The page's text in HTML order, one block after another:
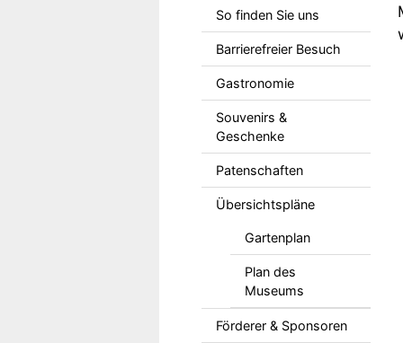
So finden Sie uns
Barrierefreier Besuch
Gastronomie
Souvenirs &
Geschenke
Patenschaften
Übersichtspläne
Gartenplan
Plan des
Museums
Förderer & Sponsoren